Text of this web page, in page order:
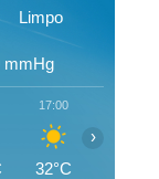
Limpo
mmHg
17:00
32°C
›